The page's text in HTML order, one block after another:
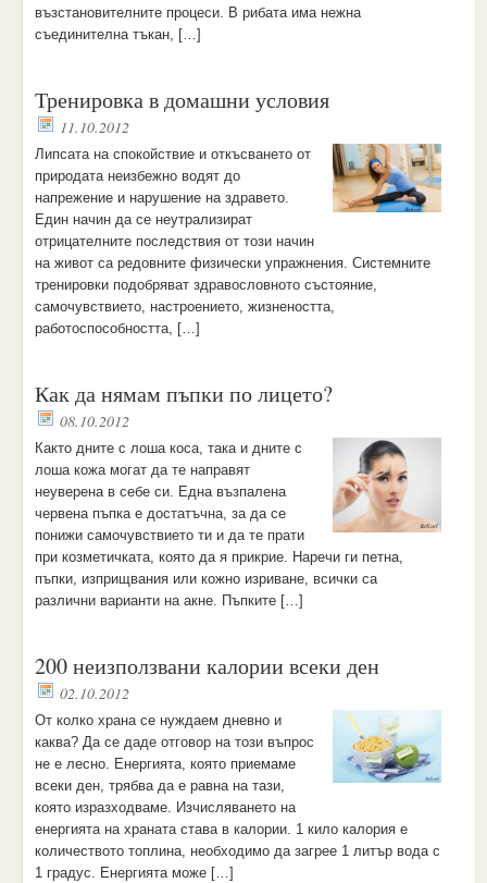
възстановителните процеси. В рибата има нежна
съединителна тъкан, […]
Тренировка в домашни условия
11.10.2012
Липсата на спокойствие и откъсването от
природата неизбежно водят до
напрежение и нарушение на здравето.
Един начин да се неутрализират
отрицателните последствия от този начин
на живот са редовните физически упражнения. Системните
тренировки подобряват здравословното състояние,
самочувствието, настроението, жизнеността,
работоспособността, […]
Как да нямам пъпки по лицето?
08.10.2012
Както дните с лоша коса, така и дните с
лоша кожа могат да те направят
неуверена в себе си. Една възпалена
червена пъпка е достатъчна, за да се
понижи самочувствието ти и да те прати
при козметичката, която да я прикрие. Наречи ги петна,
пъпки, изприщвания или кожно изриване, всички са
различни варианти на акне. Пъпките […]
200 неизползвани калории всеки ден
02.10.2012
От колко храна се нуждаем дневно и
каква? Да се даде отговор на този въпрос
не е лесно. Енергията, която приемаме
всеки ден, трябва да е равна на тази,
която изразходваме. Изчисляването на
енергията на храната става в калории. 1 кило калория е
количеството топлина, необходимо да загрее 1 литър вода с
1 градус. Енергията може […]